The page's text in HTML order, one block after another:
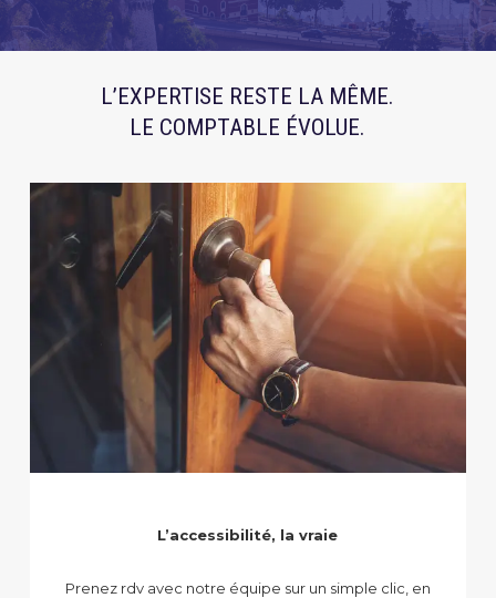
L’EXPERTISE RESTE LA MÊME.
LE COMPTABLE ÉVOLUE.
L’accessibilité, la vraie
Prenez rdv avec notre équipe sur un simple clic, en